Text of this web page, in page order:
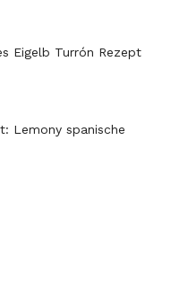
Eigelb Turrón Rezept
Lemony spanische